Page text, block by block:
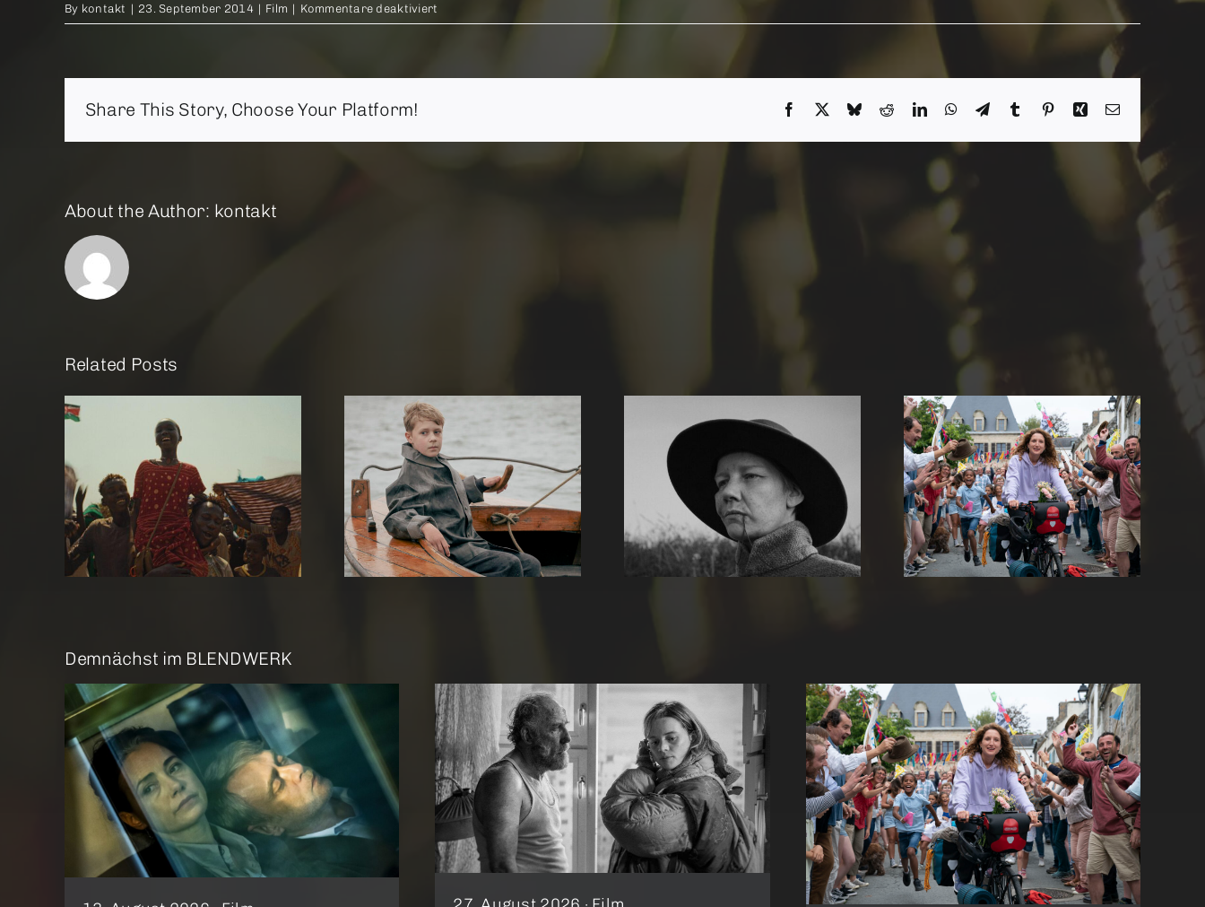
By kontakt | 23. September 2014 | Film | Kommentare deaktiviert
Der
Share This Story, Choose Your Platform! Facebook
X BlueskyRedditLinkedInWhatsApp
TelegramTumblrPinterestXingEmail
About the Author: kontakt
Related Posts
Amrum Rose
Es sind die kleinen
Dinge
Nawi – Dear Future Me
Demnächst im BLENDWERK